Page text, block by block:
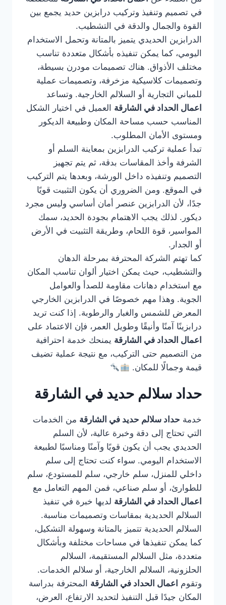
في تصميم وتنفيذ وتركيب درابزين حديد يجمع بين
القوة والجمال والدقة في التشطيب.
الدرابزين الحديدي يتميز بالمتانة وتحمل الاستخدام
اليومي، كما يمكن تنفيذه بأشكال متعددة تناسب
مختلف الأذواق. هناك تصميمات مودرن بسيطة،
وتصميمات كلاسيكية مزخرفة، وتصميمات عملية
للمباني التجارية أو السلالم الخارجية. وتساعد
اعمال الحداد في الشارقة العميل في اختيار الشكل
المناسب حسب مساحة المكان وطبيعة الديكور
ومستوى الأمان المطلوب.
تبدأ عملية تركيب الدرابزين بمعاينة السلم أو
الشرفة وأخذ المقاسات بدقة، ثم يتم تجهيز
التصميم وتنفيذه داخل الورشة، وبعدها يتم التركيب
في الموقع. ومن الضروري أن يكون التثبيت قويًا
جدًا، لأن الدرابزين عنصر أمان أساسي وليس مجرد
ديكور. لذلك يجب الاهتمام بجودة الحديد، سمك
المواسير، قوة اللحام، وطريقة التثبيت في الأرض
أو الجدار.
كما تهتم الشركة المحترفة بمرحلة الدهان
والتشطيب، حيث يمكن اختيار ألوان تناسب المكان
مع استخدام دهانات مقاومة للصدأ والعوامل
الجوية. وهذا مهم خصوصًا في الدرابزين الخارجي
المعرض للشمس والغبار والرطوبة. إذا كنت تريد
درابزينًا آمنًا وأنيقًا وطويل العمر، فإن الاعتماد على
اعمال الحداد في الشارقة يمنحك خدمة احترافية
من التصميم حتى التركيب، مع نتيجة عملية تضيف
قيمة وجمالًا للمكان.
حداد سلالم حديد في الشارقة
خدمة حداد سلالم حديد في الشارقة من الخدمات
التي تحتاج إلى دقة وخبرة عالية، لأن السلم
الحديدي يجب أن يكون قويًا وآمنًا ومناسبًا لطبيعة
الاستخدام اليومي. سواء كنت تحتاج إلى سلم
داخلي للمنزل، سلم خارجي، سلم للمستودع، سلم
للطوارئ، أو سلم صناعي، فمن المهم التعامل مع
اعمال الحداد في الشارقة لديها خبرة في تنفيذ
السلالم الحديدية بمقاسات وتصميمات مناسبة.
السلالم الحديدية تتميز بالمتانة وسهولة التشكيل،
كما يمكن تنفيذها في مساحات مختلفة وبأشكال
متعددة، مثل السلالم المستقيمة، السلالم
الحلزونية، السلالم الخارجية، أو سلالم الخدمات.
وتقوم اعمال الحداد في الشارقة المحترفة بدراسة
المكان جيدًا قبل التنفيذ لتحديد الارتفاع، العرض،